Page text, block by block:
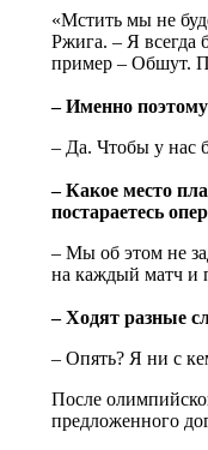
«Мстить мы не
Ржига. – Я всегда
пример – Обшут.
– Именно
– Да. Чтобы у нас
– Какое место
постараетесь
– Мы об этом не
на каждый матч и
– Ходят разные
– Опять? Я ни с
После
предложенного